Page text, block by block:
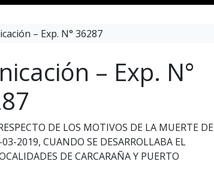
– Exp. N° 36287
– Exp. N°
DE LOS MOTIVOS DE LA MUERTE DE
2019, CUANDO SE DESARROLLABA EL
DE CARCARAÑA Y PUERTO